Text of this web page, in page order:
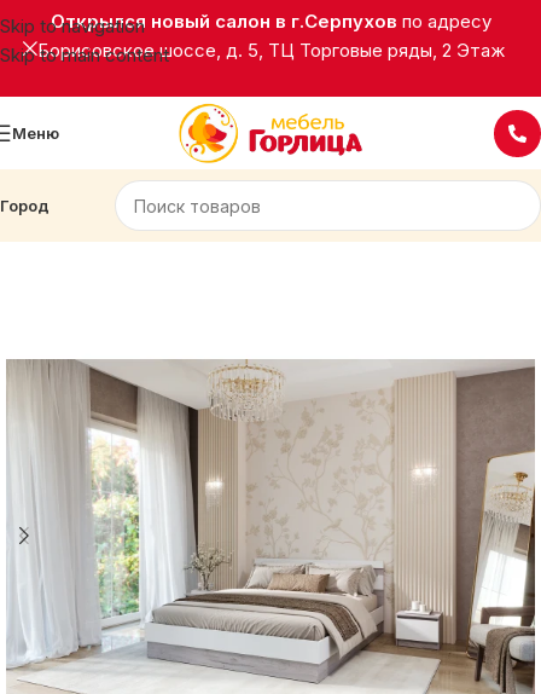
Skip to navigation
Skip to main content
Открылся новый салон в г.Серпухов по адресу
Борисовское шоссе, д. 5, ТЦ Торговые ряды, 2 Этаж
Меню
Город
Корпусная мебель Кровати